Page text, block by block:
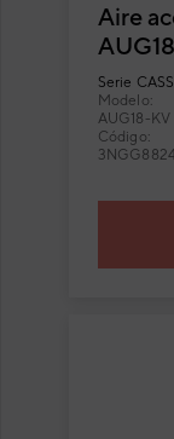
Aire
Serie
Modelo:
AUG18-KV
Código: